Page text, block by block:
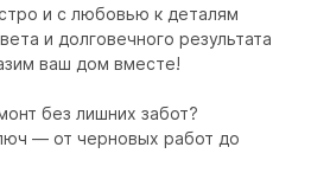
и с любовью к деталям
и долговечного результата
ваш дом вместе!
без лишних забот?
— от черновых работ до